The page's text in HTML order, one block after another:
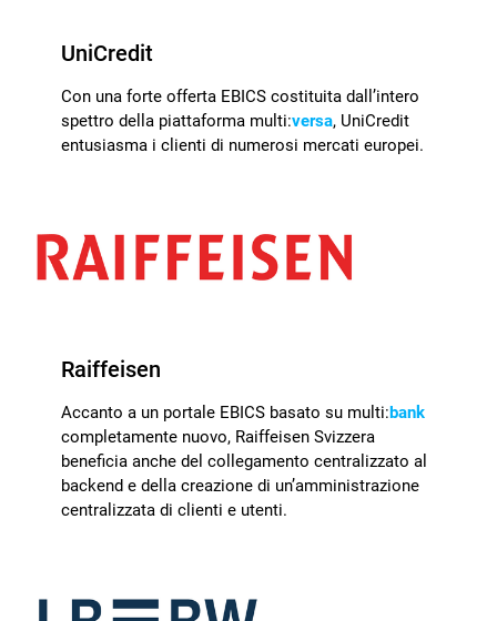
UniCredit
Con una forte offerta EBICS costituita dall’intero
spettro della piattaforma multi:versa, UniCredit
entusiasma i clienti di numerosi mercati europei.
Raiffeisen
Accanto a un portale EBICS basato su multi:bank
completamente nuovo, Raiffeisen Svizzera
beneficia anche del collegamento centralizzato al
backend e della creazione di un’amministrazione
centralizzata di clienti e utenti.